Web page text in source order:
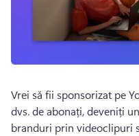
Vrei să fii sponsorizat pe
dvs. de abonați, deveniți
branduri prin videoclipuri